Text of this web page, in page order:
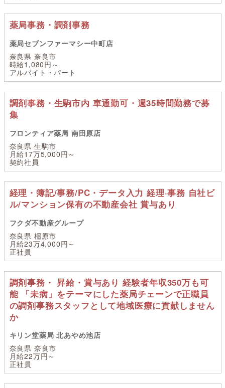
薬局事務・調剤事務
薬局セブンファーマシー中町店
奈良県 奈良市
時給1,080円～
アルバイト・パート
調剤事務・生駒市内 車通勤可・週35時間勤務で募
集
フロンティア薬局 南田原店
奈良県 生駒市
月給17万5,000円～
契約社員
経理・簿記/事務/PC・データ入力 経理·事務 自社ビ
ル/マンション保有の不動産会社 賞与あり
フクダ不動産グループ
奈良県 橿原市
月給23万4,000円～
正社員
調剤事務・ 昇給・賞与あり 経験者年収350万も可
能 「未病」をテーマにした薬局チェーンで正職員
の調剤事務スタッフとして地域医療に貢献しません
か
キリン堂薬局 北あやめ池店
奈良県 奈良市
月給22万円～
正社員